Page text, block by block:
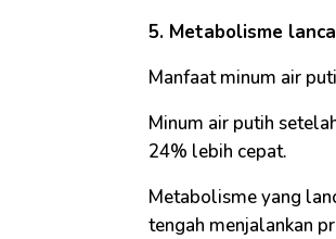
5. Metabolisme
Manfaat minum air
Minum air putih
24% lebih cepat.
Metabolisme yang
tengah menjalankan